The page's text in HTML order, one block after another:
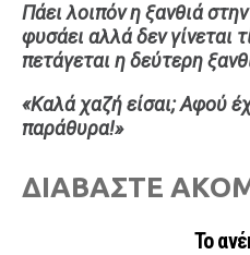
AGENDA
Agenda
Εισιτήρια
Πάει λοιπόν η ξανθιά
φυσάει αλλά δεν γίνεται
πετάγεται η δεύτερη
«Καλά χαζή είσαι; Αφού
παράθυρα!»
ΔΙΑΒΑΣΤΕ
Το